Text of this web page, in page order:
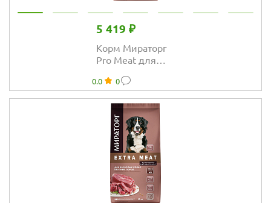
5 419 ₽
Корм Мираторг
Pro Meat для
пород с нежной
телятиной
0.0 0